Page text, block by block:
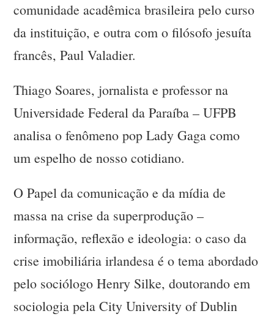
comunidade acadêmica brasileira pelo curso
da instituição, e outra com o filósofo jesuíta
francês, Paul Valadier.
Thiago Soares, jornalista e professor na
Universidade Federal da Paraíba – UFPB
analisa o fenômeno pop Lady Gaga como
um espelho de nosso cotidiano.
O Papel da comunicação e da mídia de
massa na crise da superprodução –
informação, reflexão e ideologia: o caso da
crise imobiliária irlandesa é o tema abordado
pelo sociólogo Henry Silke, doutorando em
sociologia pela City University of Dublin